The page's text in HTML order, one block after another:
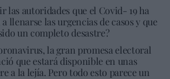
las autoridades que el Covid- 19 ha
llenarse las urgencias de casos y que
un completo desastre?
la gran promesa electoral
que estará disponible en unas
a la lejía. Pero todo esto parece un